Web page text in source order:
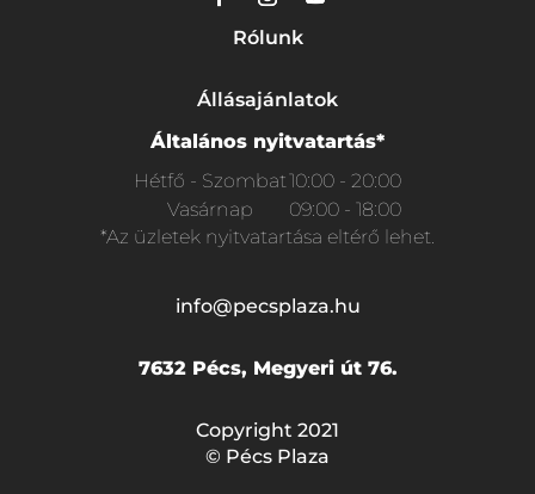
Rólunk
Állásajánlatok
Általános nyitvatartás*
Hétfő - Szombat10:00 - 20:00
Vasárnap
09:00 - 18:00
*Az üzletek nyitvatartása eltérő lehet.
info@pecsplaza.hu
7632 Pécs, Megyeri út 76.
Copyright 2021
© Pécs Plaza